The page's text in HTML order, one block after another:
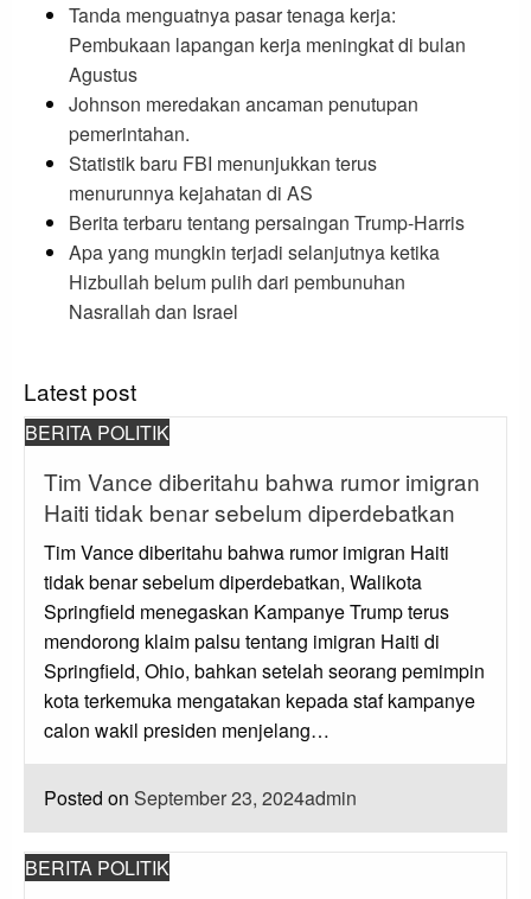
Tanda menguatnya pasar tenaga kerja:
Pembukaan lapangan kerja meningkat di bulan
Agustus
Johnson meredakan ancaman penutupan
pemerintahan.
Statistik baru FBI menunjukkan terus
menurunnya kejahatan di AS
Berita terbaru tentang persaingan Trump-Harris
Apa yang mungkin terjadi selanjutnya ketika
Hizbullah belum pulih dari pembunuhan
Nasrallah dan Israel
Latest post
BERITA POLITIK
Tim Vance diberitahu bahwa rumor imigran
Haiti tidak benar sebelum diperdebatkan
Tim Vance diberitahu bahwa rumor imigran Haiti
tidak benar sebelum diperdebatkan, Walikota
Springfield menegaskan Kampanye Trump terus
mendorong klaim palsu tentang imigran Haiti di
Springfield, Ohio, bahkan setelah seorang pemimpin
kota terkemuka mengatakan kepada staf kampanye
calon wakil presiden menjelang…
Posted on September 23, 2024admin
BERITA POLITIK